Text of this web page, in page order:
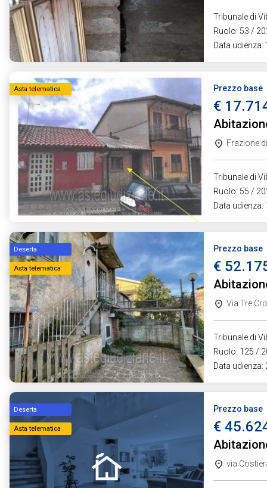
Tribunale di
Ruolo: 53 /
Data
Asta telematica Prezzo base
€
Frazione
Tribunale di
Ruolo: 55 /
Data
Deserta
Asta telematica
Prezzo base
€
Via Tre
Tribunale di
Ruolo: 125 /
Data
Deserta
Asta telematica
Prezzo base
€
via